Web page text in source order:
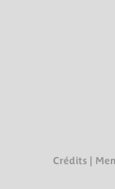
Crédits